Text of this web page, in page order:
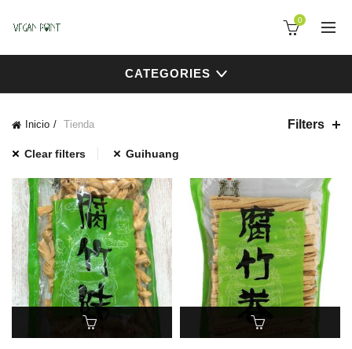
0
CATEGORIES
Inicio Tienda Filters
Clear filters Guihuang